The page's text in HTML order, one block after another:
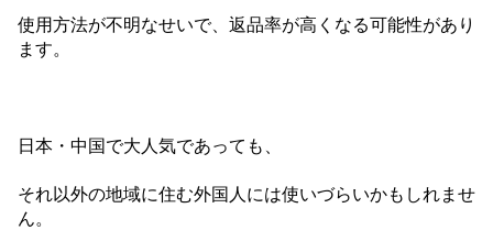
使用方法が不明なせいで、返品率が高くなる可能性があり
ます。
日本・中国で大人気であっても、
それ以外の地域に住む外国人には使いづらいかもしれませ
ん。